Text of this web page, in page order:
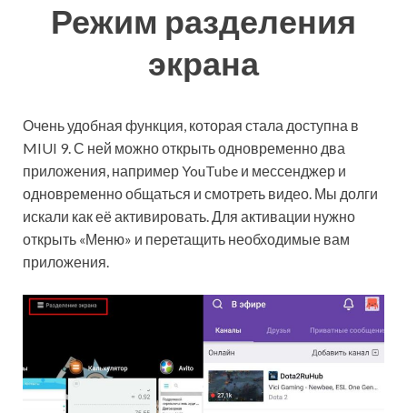
Режим разделения
экрана
Очень удобная функция, которая стала доступна в
MIUI 9. С ней можно открыть одновременно два
приложения, например YouTube и мессенджер и
одновременно общаться и смотреть видео. Мы долги
искали как её активировать. Для активации нужно
открыть «Меню» и перетащить необходимые вам
приложения.